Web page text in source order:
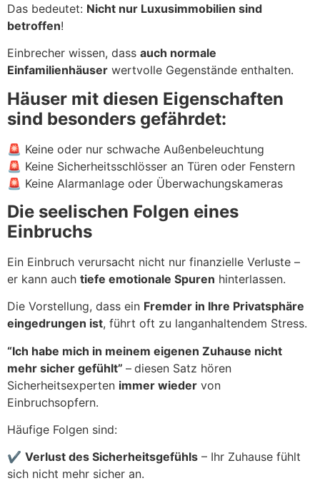
Das bedeutet: Nicht nur Luxusimmobilien sind
betroffen!
Einbrecher wissen, dass auch normale
Einfamilienhäuser wertvolle Gegenstände enthalten.
Häuser mit diesen Eigenschaften
sind besonders gefährdet:
🚨 Keine oder nur schwache Außenbeleuchtung
🚨 Keine Sicherheitsschlösser an Türen oder Fenstern
🚨 Keine Alarmanlage oder Überwachungskameras
Die seelischen Folgen eines
Einbruchs
Ein Einbruch verursacht nicht nur finanzielle Verluste –
er kann auch tiefe emotionale Spuren hinterlassen.
Die Vorstellung, dass ein Fremder in Ihre Privatsphäre
eingedrungen ist, führt oft zu langanhaltendem Stress.
“Ich habe mich in meinem eigenen Zuhause nicht
mehr sicher gefühlt” – diesen Satz hören
Sicherheitsexperten immer wieder von
Einbruchsopfern.
Häufige Folgen sind:
✔ Verlust des Sicherheitsgefühls – Ihr Zuhause fühlt
sich nicht mehr sicher an.